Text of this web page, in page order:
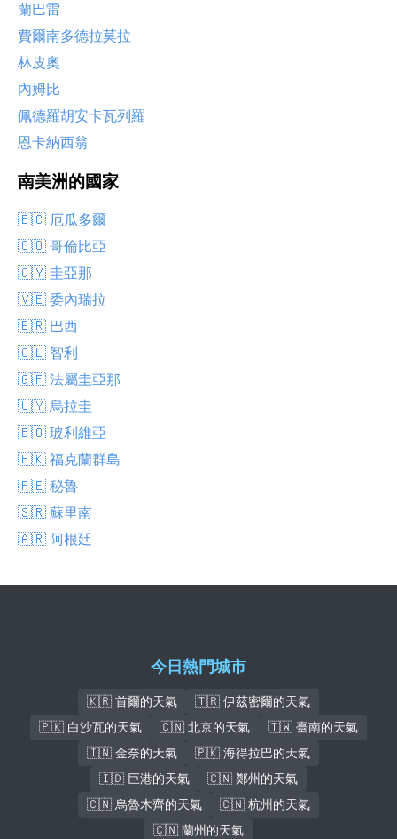
蘭巴雷
費爾南多德拉莫拉
林皮奧
內姆比
佩德羅胡安卡瓦列羅
恩卡納西翁
南美洲的國家
🇪🇨 厄瓜多爾
🇨🇴 哥倫比亞
🇬🇾 圭亞那
🇻🇪 委內瑞拉
🇧🇷 巴西
🇨🇱 智利
🇬🇫 法屬圭亞那
🇺🇾 烏拉圭
🇧🇴 玻利維亞
🇫🇰 福克蘭群島
🇵🇪 秘魯
🇸🇷 蘇里南
🇦🇷 阿根廷
今日熱門城市
🇰🇷 首爾的天氣
🇹🇷 伊茲密爾的天氣
🇵🇰 白沙瓦的天氣
🇨🇳 北京的天氣
🇹🇼 臺南的天氣
🇮🇳 金奈的天氣
🇵🇰 海得拉巴的天氣
🇮🇩 巨港的天氣
🇨🇳 鄭州的天氣
🇨🇳 烏魯木齊的天氣
🇨🇳 杭州的天氣
🇨🇳 蘭州的天氣